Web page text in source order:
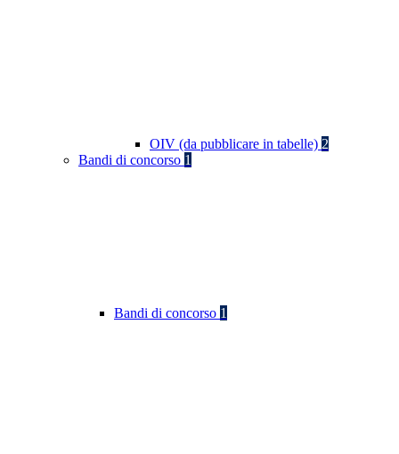
OIV (da pubblicare in tabelle) 2
Bandi di concorso 1
Bandi di concorso 1